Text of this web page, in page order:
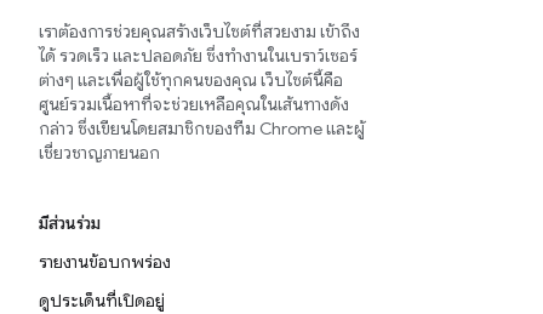
เราต้องการช่วยคุณสร้างเว็บไซต์ที่สวยงาม เข้าถึง
ได้ รวดเร็ว และปลอดภัย ซึ่งทำงานในเบราว์เซอร์
ต่างๆ และเพื่อผู้ใช้ทุกคนของคุณ เว็บไซต์นี้คือ
ศูนย์รวมเนื้อหาที่จะช่วยเหลือคุณในเส้นทางดัง
กล่าว ซึ่งเขียนโดยสมาชิกของทีม Chrome และผู้
เชี่ยวชาญภายนอก
มีส่วนร่วม
รายงานข้อบกพร่อง
ดูประเด็นที่เปิดอยู่